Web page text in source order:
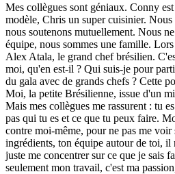
Mes collègues sont géniaux. Conny
modèle, Chris un super cuisinier.
nous soutenons mutuellement. Nous
équipe, nous sommes une famille.
Alex Atala, le grand chef brésilien.
moi, qu'en est-il ? Qui suis-je pour
du gala avec de grands chefs ? Cette
Moi, la petite Brésilienne, issue d'un
Mais mes collègues me rassurent : tu
pas qui tu es et ce que tu peux faire.
contre moi-même, pour ne pas me
ingrédients, ton équipe autour de toi, il
juste me concentrer sur ce que je sais
seulement mon travail, c'est ma